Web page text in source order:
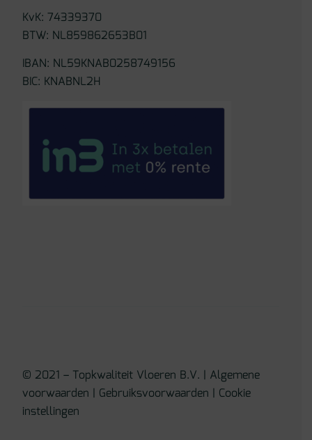
KvK: 74339370
BTW: NL859862653B01
IBAN: NL59KNAB0258749156
BIC: KNABNL2H
© 2021 – Topkwaliteit Vloeren B.V. | Algemene
voorwaarden | Gebruiksvoorwaarden | Cookie
instellingen